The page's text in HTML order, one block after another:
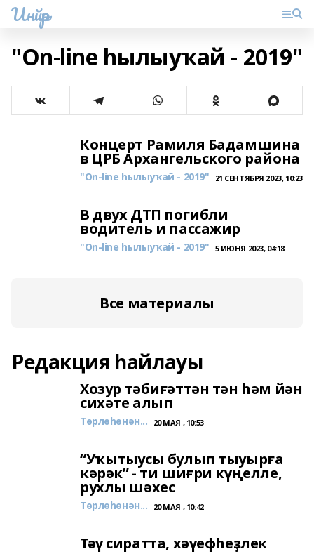
Инйәр
"On-line һылыуҡай - 2019"
Концерт Рамиля Бадамшина
в ЦРБ Архангельского района
"On-line һылыуҡай - 2019" 21 СЕНТЯБРЯ 2023, 10:23
В двух ДТП погибли
водитель и пассажир
"On-line һылыуҡай - 2019" 5 ИЮНЯ 2023, 04:18
Все материалы
Редакция һайлауы
Хозур тәбиғәттән тән һәм йән
сихәте алып
Төрлөһөнән... 20 МАЯ , 10:53
“Уҡытыусы булып тыуырға
кәрәк” - ти шиғри күңелле,
рухлы шәхес
Төрлөһөнән... 20 МАЯ , 10:42
Тәү сиратта, хәүефһеҙлек